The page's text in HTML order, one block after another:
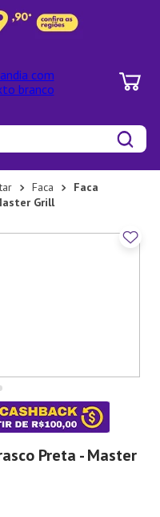
Faca
Faca
Grill
Preta - Master